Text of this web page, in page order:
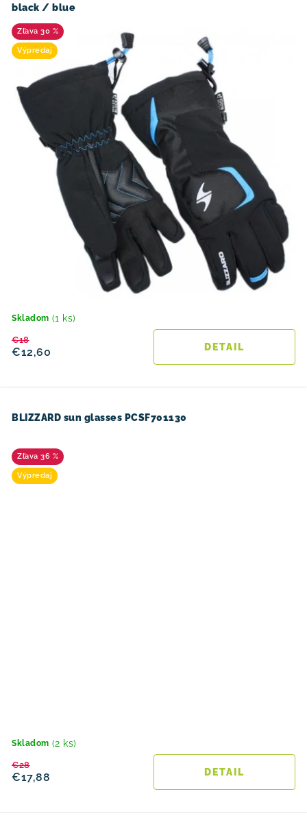
black / blue
30 %
Výpredaj
Skladom (1 ks)
€12,60
€18
DETAIL
BLIZZARD sun glasses PCSF701130
36 %
Výpredaj
Skladom (2 ks)
€17,88
€28
DETAIL